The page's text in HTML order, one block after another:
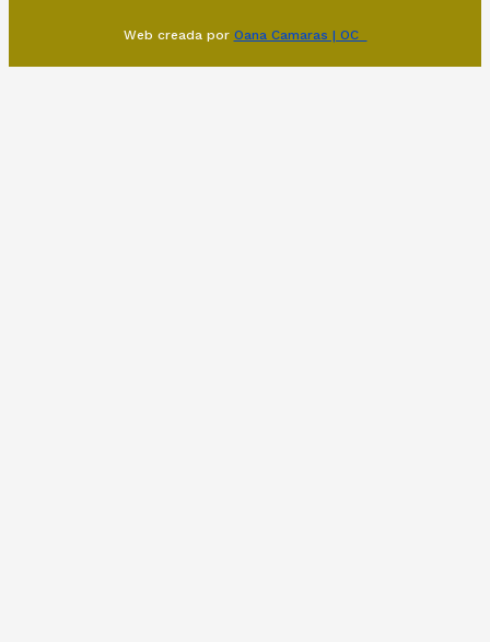
Web creada por Oana Camaras | OC